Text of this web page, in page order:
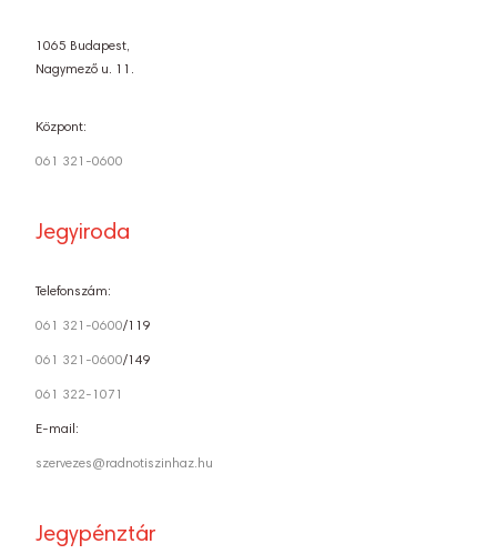
1065 Budapest,
Nagymező u. 11.
Központ:
061 321-0600
Jegyiroda
Telefonszám:
061 321-0600/119
061 321-0600/149
061 322-1071
E-mail:
szervezes@radnotiszinhaz.hu
Jegypénztár